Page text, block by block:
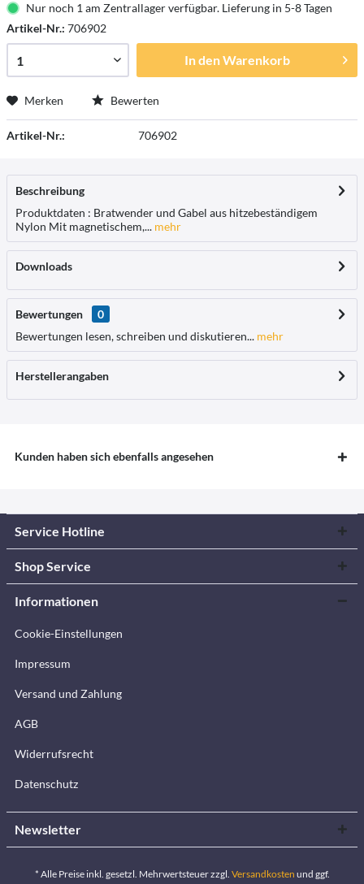
Nur noch 1 am Zentrallager verfügbar. Lieferung in 5-8 Tagen
Artikel-Nr.: 706902
In denWarenkorb
Merken Bewerten
Artikel-Nr.: 706902
Beschreibung
Produktdaten : Bratwender und Gabel aus hitzebeständigem
Nylon Mit magnetischem,... mehr
Downloads
Bewertungen
0
Bewertungen lesen, schreiben und diskutieren... mehr
Herstellerangaben
Kunden haben sich ebenfalls angesehen
Service Hotline
Shop Service
Informationen
Cookie-Einstellungen
Impressum
Versand und Zahlung
AGB
Widerrufsrecht
Datenschutz
Newsletter
* Alle Preise inkl. gesetzl. Mehrwertsteuer zzgl. Versandkosten und ggf.